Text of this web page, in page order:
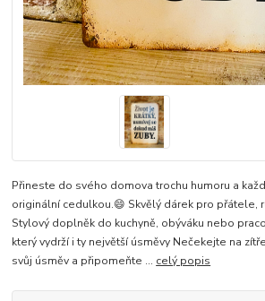
Přineste do svého domova trochu humoru a
originální cedulkou.😄 Skvělý dárek pro přátele,
Stylový doplněk do kuchyně, obýváku nebo
který vydrží i ty největší úsměvy Nečekejte na
svůj úsměv a připomeňte ... celý popis